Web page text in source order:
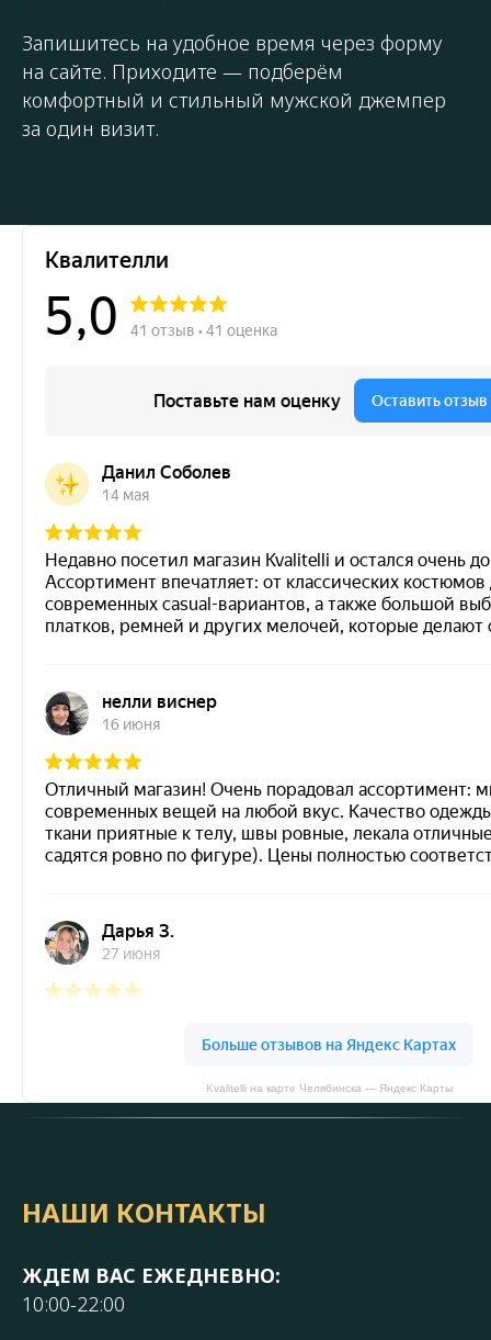
Запишитесь на удобное время через форму
на сайте. Приходите — подберём
комфортный и стильный мужской джемпер
за один визит.
Kvalitelli на карте Челябинска — Яндекс Карты
НАШИ КОНТАКТЫ
ЖДЕМ ВАС ЕЖЕДНЕВНО:
10:00-22:00